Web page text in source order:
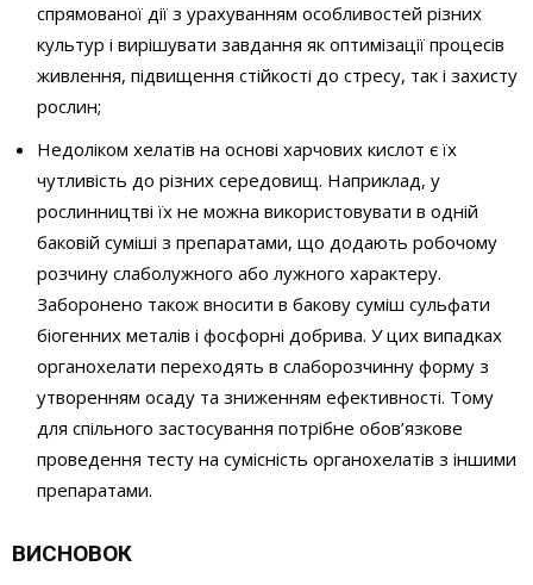
спрямованої дії з урахуванням особливостей різних
культур і вирішувати завдання як оптимізації процесів
живлення, підвищення стійкості до стресу, так і захисту
рослин;
Недоліком хелатів на основі харчових кислот є їх
чутливість до різних середовищ. Наприклад, у
рослинництві їх не можна використовувати в одній
баковій суміші з препаратами, що додають робочому
розчину слаболужного або лужного характеру.
Заборонено також вносити в бакову суміш сульфати
біогенних металів і фосфорні добрива. У цих випадках
органохелати переходять в слаборозчинну форму з
утворенням осаду та зниженням ефективності. Тому
для спільного застосування потрібне обов’язкове
проведення тесту на сумісність органохелатів з іншими
препаратами.
ВИСНОВОК